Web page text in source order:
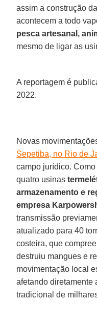
assim a construção
acontecem a todo
pesca artesanal,
mesmo de ligar as
A reportagem é
2022.
Novas
Sepetiba, no Rio de
campo jurídico.
quatro usinas
armazenamento e
empresa
transmissão
atualizado para 40
costeira, que
destruiu mangues e
movimentação local
afetando diretamente
tradicional de